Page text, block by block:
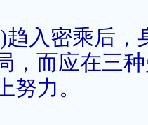
趋入密乘后，
，而应在三
力。